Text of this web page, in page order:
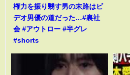
権力を振り翳す男の末路はビ
デオ男優の道だった…#裏社
会 #アウトロー #半グレ
#shorts